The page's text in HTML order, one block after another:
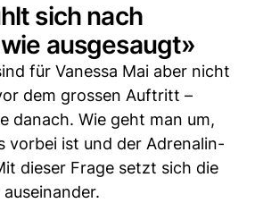
sich nach
ausgesaugt»
für Vanessa Mai aber nicht
dem grossen Auftritt –
danach. Wie geht man um,
vorbei ist und der Adrenalin-
dieser Frage setzt sich die